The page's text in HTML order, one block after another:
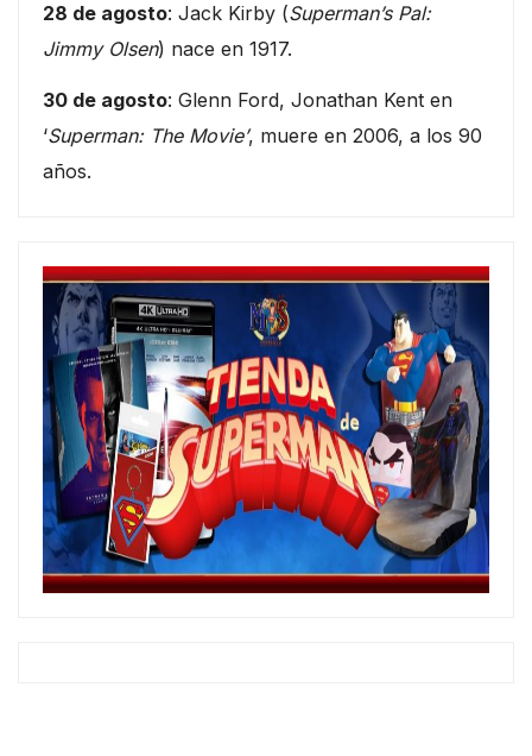
28 de agosto: Jack Kirby (Superman’s Pal:
Jimmy Olsen) nace en 1917.
30 de agosto: Glenn Ford, Jonathan Kent en
‘Superman: The Movie’, muere en 2006, a los 90
años.